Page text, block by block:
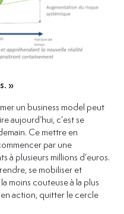
»
un business model peut
aujourd’hui, c’est se
Ce mettre en
par une
à plusieurs millions d’euros.
se mobiliser et
moins couteuse à la plus
action, quitter le cercle